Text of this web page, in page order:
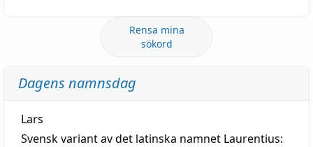
Rensa mina
sökord
Dagens namnsdag
Lars
Svensk variant av det latinska namnet Laurentius: